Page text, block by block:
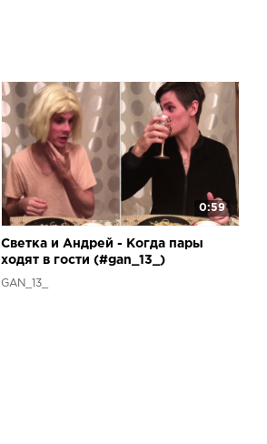
0:59
Светка и Андрей - Когда пары
ходят в гости (#gan_13_)
GAN_13_